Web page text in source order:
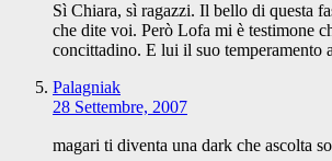
Sì Chiara, sì ragazzi. Il bello di questa
che dite voi. Però Lofa mi è testimone
concittadino. E lui il suo temperamento
Palagniak
28 Settembre, 2007
magari ti diventa una dark che ascolta